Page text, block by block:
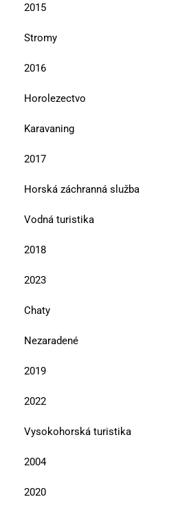
2015
Stromy
2016
Horolezectvo
Karavaning
2017
Horská záchranná služba
Vodná turistika
2018
2023
Chaty
Nezaradené
2019
2022
Vysokohorská turistika
2004
2020